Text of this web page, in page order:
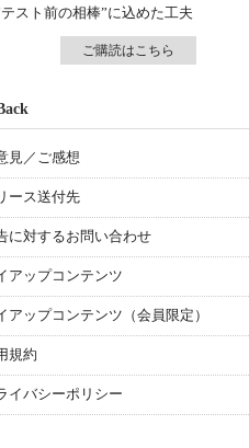
テスト前の相棒”に込めた工夫
ご購読はこちら
見／ご感想
ース送付先
に対するお問い合わせ
アップコンテンツ
アップコンテンツ（会員限定）
規約
イバシーポリシー